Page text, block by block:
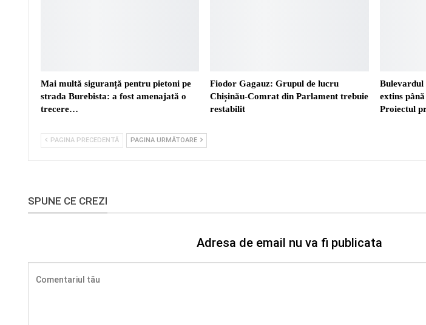
Mai multă siguranță pentru pietoni pe
strada Burebista: a fost amenajată o
trecere…
Fiodor Gagauz: Grupul de lucru
Chișinău-Comrat din Parlament trebuie
restabilit
extins
Proiectul
PAGINA PRECEDENTĂ PAGINA URMĂTOARE
SPUNE CE CREZI
Adresa de email nu va fi publicata